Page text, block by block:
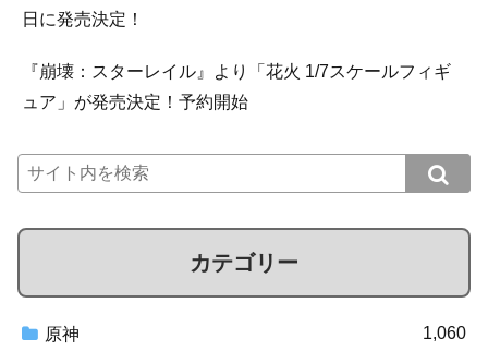
日に発売決定！
『崩壊：スターレイル』より「花火 1/7スケールフィギ
ュア」が発売決定！予約開始
カテゴリー
原神 1,060